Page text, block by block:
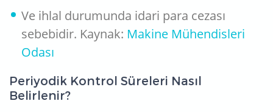
Ve ihlal durumunda idari para cezası
sebebidir. Kaynak: Makine Mühendisleri
Odası
Periyodik Kontrol Süreleri Nasıl
Belirlenir?